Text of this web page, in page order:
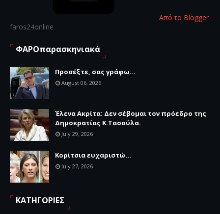
Από το Blogger
faros24online
ΦΑΡΟπαρασκηνιακά
Προσέξτε, σας γράφω...
August 06, 2026
Έλενα Ακρίτα: Δεν σέβομαι τον πρόεδρο της
Δημοκρατίας Κ.Τασούλα.
July 29, 2026
Κορίτσια ευχαριστώ...
July 27, 2026
ΚΑΤΗΓΟΡΙΕΣ